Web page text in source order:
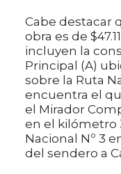
Cabe destacar
obra es de
incluyen la
Principal (A)
sobre la Ruta
encuentra el
el Mirador
en el kilómetro
Nacional Nº 3
del sendero a